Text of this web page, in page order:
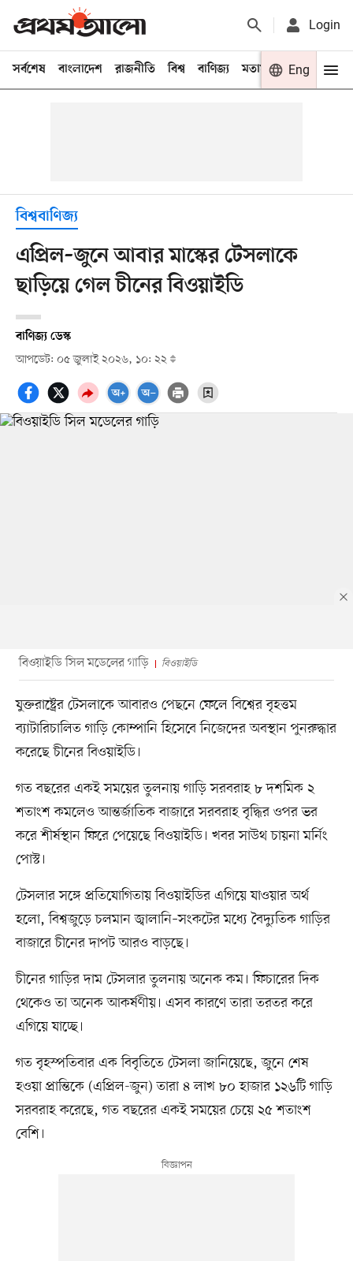
Login
সর্বশেষ বাংলাদেশ রাজনীতি বিশ্ব বাণিজ্য মতামত খেলা
Eng
বিশ্ববাণিজ্য
এপ্রিল–জুনে আবার মাস্কের টেসলাকে
ছাড়িয়ে গেল চীনের বিওয়াইডি
বাণিজ্য ডেস্ক
আপডেট: ০৫ জুলাই ২০২৬, ১০: ২২
বিওয়াইডি সিল মডেলের গাড়ি বিওয়াইডি
যুক্তরাষ্ট্রের টেসলাকে আবারও পেছনে ফেলে বিশ্বের বৃহত্তম
ব্যাটারিচালিত গাড়ি কোম্পানি হিসেবে নিজেদের অবস্থান পুনরুদ্ধার
করেছে চীনের বিওয়াইডি।
গত বছরের একই সময়ের তুলনায় গাড়ি সরবরাহ ৮ দশমিক ২
শতাংশ কমলেও আন্তর্জাতিক বাজারে সরবরাহ বৃদ্ধির ওপর ভর
করে শীর্ষস্থান ফিরে পেয়েছে বিওয়াইডি। খবর সাউথ চায়না মর্নিং
পোস্ট।
টেসলার সঙ্গে প্রতিযোগিতায় বিওয়াইডির এগিয়ে যাওয়ার অর্থ
হলো, বিশ্বজুড়ে চলমান জ্বালানি–সংকটের মধ্যে বৈদ্যুতিক গাড়ির
বাজারে চীনের দাপট আরও বাড়ছে।
চীনের গাড়ির দাম টেসলার তুলনায় অনেক কম। ফিচারের দিক
থেকেও তা অনেক আকর্ষণীয়। এসব কারণে তারা তরতর করে
এগিয়ে যাচ্ছে।
গত বৃহস্পতিবার এক বিবৃতিতে টেসলা জানিয়েছে, জুনে শেষ
হওয়া প্রান্তিকে (এপ্রিল-জুন) তারা ৪ লাখ ৮০ হাজার ১২৬টি গাড়ি
সরবরাহ করেছে, গত বছরের একই সময়ের চেয়ে ২৫ শতাংশ
বেশি।